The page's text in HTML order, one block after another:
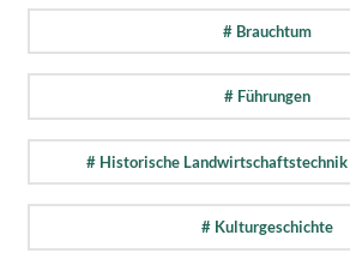
# Brauchtum
# Führungen
# Historische Landwirtschaftstechnik
# Kulturgeschichte